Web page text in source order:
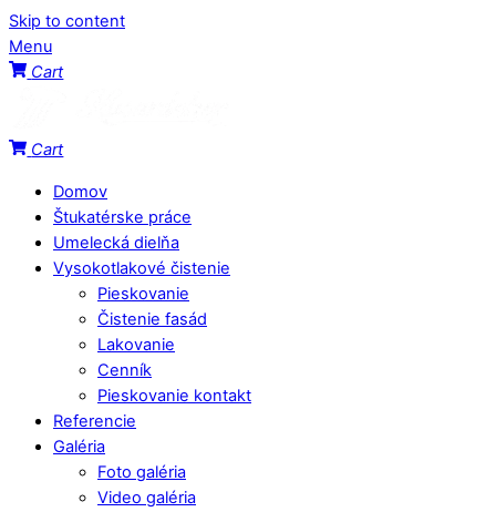
Skip to content
Menu
Cart
Cart
Domov
Štukatérske práce
Umelecká dielňa
Vysokotlakové čistenie
Pieskovanie
Čistenie fasád
Lakovanie
Cenník
Pieskovanie kontakt
Referencie
Galéria
Foto galéria
Video galéria